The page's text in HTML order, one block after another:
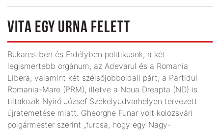
VITA EGY URNA FELETT
Bukarestben és Erdélyben politikusok, a két
legismertebb orgánum, az Adevarul és a Romania
Libera, valamint két szélsőjobboldali párt, a Partidul
Romania-Mare (PRM), illetve a Noua Dreapta (ND) is
tiltakozik Nyírő József Székelyudvarhelyen tervezett
újratemetése miatt. Gheorghe Funar volt kolozsvári
polgármester szerint „furcsa, hogy egy Nagy-